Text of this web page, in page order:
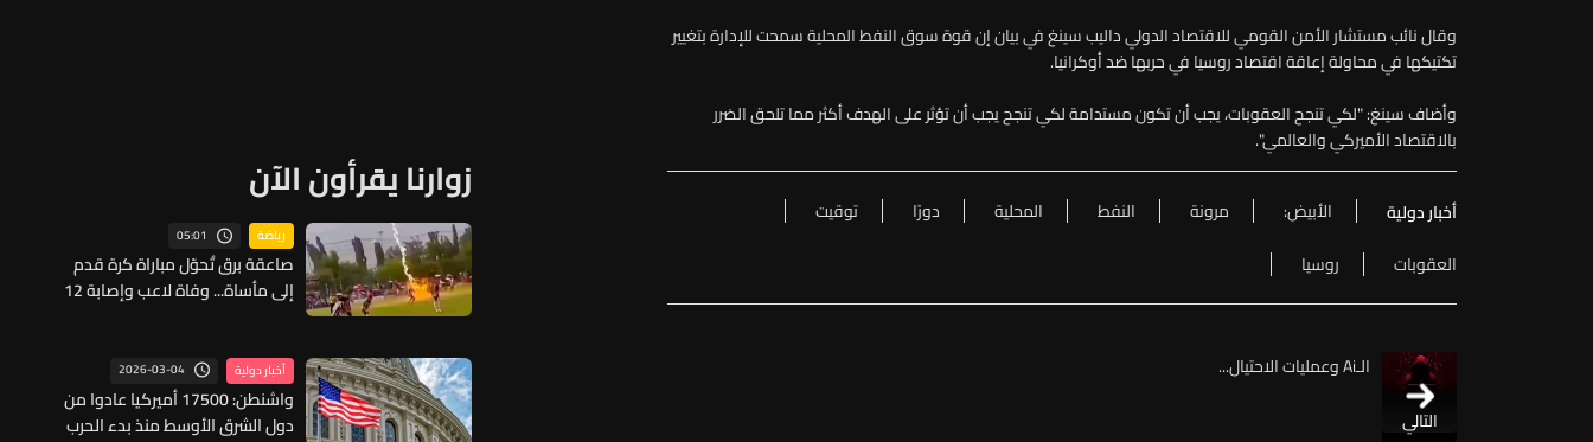
وقال نائب مستشار الأمن القومي للاقتصاد الدولي داليب سينغ في بيان إن قوة سوق النفط المحلية سمحت للإدارة بتغيير
تكتيكها في محاولة إعاقة اقتصاد روسيا في حربها ضد أوكرانيا.
وأضاف سينغ: "لكي تنجح العقوبات، يجب أن تكون مستدامة لكي تنجح يجب أن تؤثر على الهدف أكثر مما تلحق الضرر
بالاقتصاد الأميركي والعالمي".
أخبار دولية الأبيض: مرونة النفط المحلية دورًا
توقيت
العقوبات
روسيا
التالي
الـAi وعمليات الاحتيال...
زوارنا يقرأون الآن
رياضة 05:01
صاعقة برق تُحوّل مباراة كرة قدم
إلى مأساة... وفاة لاعب وإصابة 12
أخبار دولية 2026-03-04
واشنطن: 17500 أميركيا عادوا من
دول الشرق الأوسط منذ بدء الحرب